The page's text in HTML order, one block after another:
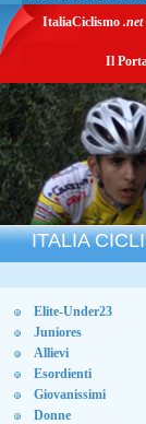
ItaliaCiclismo .net
Il
ITALIA
Elite-Under23
Juniores
Allievi
Esordienti
Giovanissimi
Donne